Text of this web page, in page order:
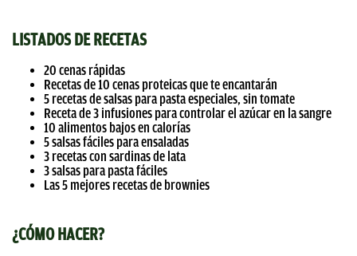
LISTADOS DE RECETAS
20 cenas rápidas
Recetas de 10 cenas proteicas que te encantarán
5 recetas de salsas para pasta especiales, sin tomate
Receta de 3 infusiones para controlar el azúcar en la sangre
10 alimentos bajos en calorías
5 salsas fáciles para ensaladas
3 recetas con sardinas de lata
3 salsas para pasta fáciles
Las 5 mejores recetas de brownies
¿CÓMO HACER?